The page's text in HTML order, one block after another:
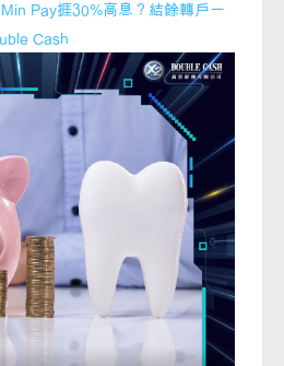
Pay捱30%高息？結餘轉戶一
Cash